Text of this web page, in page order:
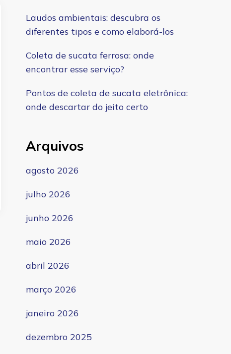
Laudos ambientais: descubra os
diferentes tipos e como elaborá-los
Coleta de sucata ferrosa: onde
encontrar esse serviço?
Pontos de coleta de sucata eletrônica:
onde descartar do jeito certo
Arquivos
agosto 2026
julho 2026
junho 2026
maio 2026
abril 2026
março 2026
janeiro 2026
dezembro 2025